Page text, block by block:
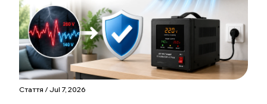
Стаття / Jul 7, 2026